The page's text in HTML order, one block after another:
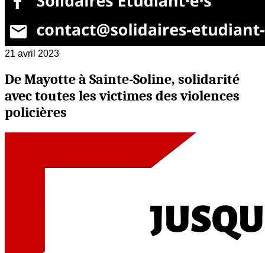
21 avril 2023
De Mayotte à Sainte-Soline, solidarité
avec toutes les victimes des violences
policières